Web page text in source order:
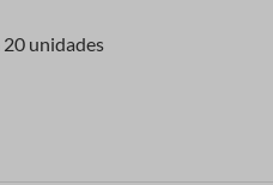
20 unidades